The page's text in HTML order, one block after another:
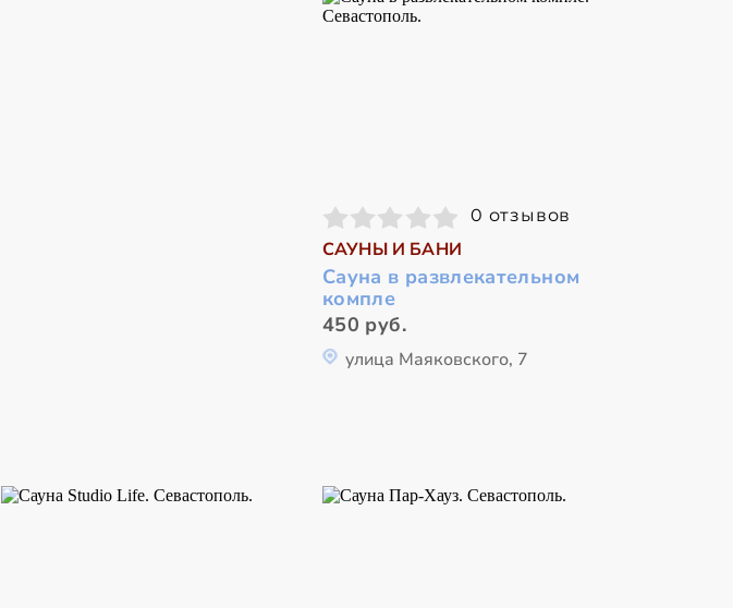
0 отзывов
САУНЫ И БАНИ
Сауна в развлекательном
компле
450 руб.
улица Маяковского, 7